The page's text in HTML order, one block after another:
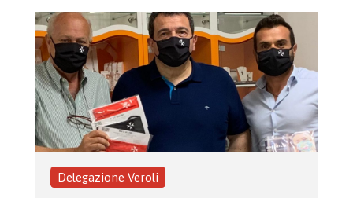
Delegazione Veroli